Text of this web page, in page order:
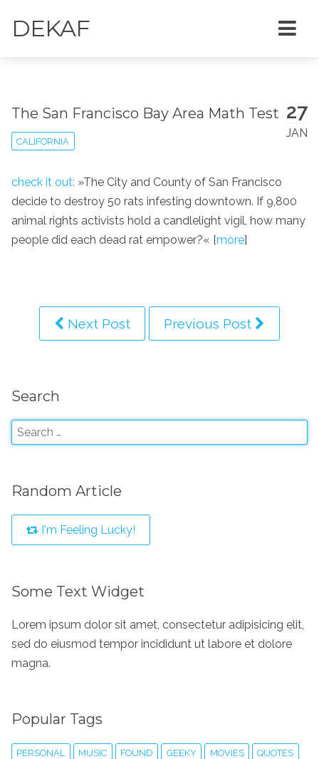
DEKAF
27
JAN
The San Francisco Bay Area Math Test
CALIFORNIA
check it out: »The City and County of San Francisco
decide to destroy 50 rats infesting downtown. If 9,800
animal rights activists hold a candlelight vigil, how many
people did each dead rat empower?« [more]
Next Post Previous Post
Search
Random Article
I'm Feeling Lucky!
Some Text Widget
Lorem ipsum dolor sit amet, consectetur adipisicing elit,
sed do eiusmod tempor incididunt ut labore et dolore
magna.
Popular Tags
PERSONAL MUSIC FOUND GEEKY MOVIES QUOTES